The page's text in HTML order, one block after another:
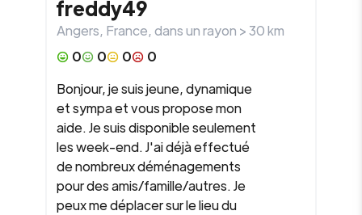
freddy49
Angers, France, dans un rayon >30km
0
0 0
0
Bonjour, je suis jeune, dynamique
et sympa et vous propose mon
aide. Je suis disponible seulement
les week-end. J'ai déjà effectué
de nombreux déménagements
pour des amis/famille/autres. Je
peux me déplacer sur le lieu du